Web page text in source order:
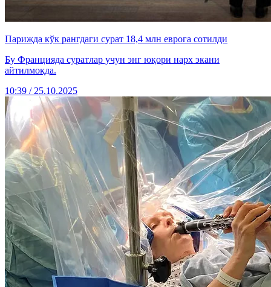
Парижда кўк рангдаги сурат 18,4 млн еврога сотилди
Бу Францияда суратлар учун энг юқори нарх экани
айтилмоқда.
10:39 / 25.10.2025